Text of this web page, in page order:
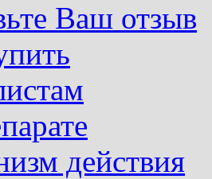
Ваш отзыв
действия